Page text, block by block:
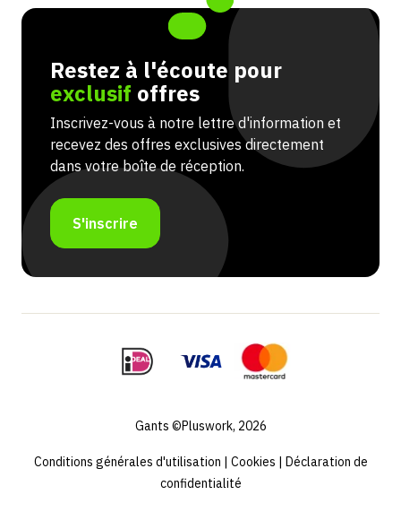
Restez à l'écoute pour
exclusif offres
Inscrivez-vous à notre lettre d'information et
recevez des offres exclusives directement
dans votre boîte de réception.
S'inscrire
Gants ©Pluswork, 2026
Conditions générales d'utilisation | Cookies | Déclaration de
confidentialité